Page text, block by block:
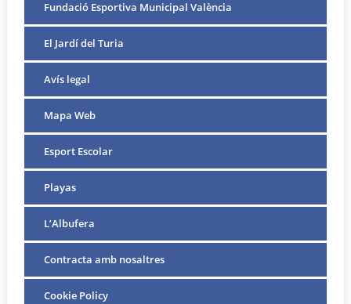
Fundació Esportiva Municipal València
El Jardí del Turia
Avís legal
Mapa Web
Esport Escolar
Playas
L’Albufera
Contracta amb nosaltres
Cookie Policy